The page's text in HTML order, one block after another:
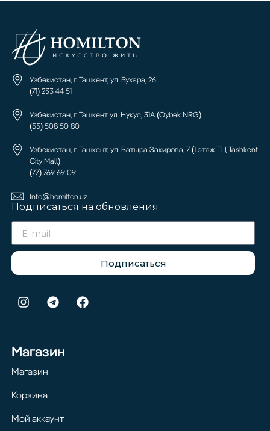
Узбекистан, г. Ташкент, ул. Бухара, 26
(71) 233 44 51
Узбекистан, г. Ташкент ул. Нукус, 31А (Oybek NRG)
(55) 508 50 80
Узбекистан, г. Ташкент, ул. Батыра Закирова, 7 (1 этаж ТЦ Tashkent
City Mall)
(77) 769 69 09
Info@homilton.uz
Подписаться на обновления
Подписаться
Магазин
Магазин
Корзина
Мой аккаунт